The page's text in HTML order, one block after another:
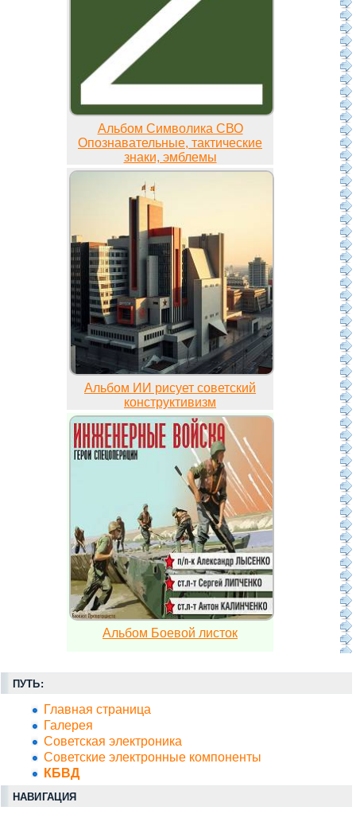
Альбом Символика СВО
Опознавательные, тактические
знаки, эмблемы
Альбом ИИ рисует советский
конструктивизм
Альбом Боевой листок
ПУТЬ:
Главная страница
Галерея
Советская электроника
Советские электронные компоненты
КБВД
НАВИГАЦИЯ